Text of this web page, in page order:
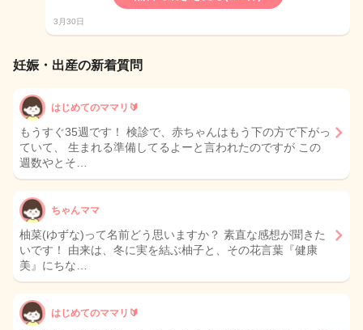
3月30日
妊娠・出産の新着質問
はじめてのママリ🔰
もうすぐ35週です！ 検診で、赤ちゃんはもう下の方で下がっ
ていて、 生まれる準備してるよーと言われたのですが この
週数やとそ…
ちゃんママ
柚菜(ゆずな)って名前どう思いますか？ 素直な感想が聞きた
いです！ 由来は、冬に実を結ぶ柚子と、その花言葉『健康
美』にちな…
はじめてのママリ🔰